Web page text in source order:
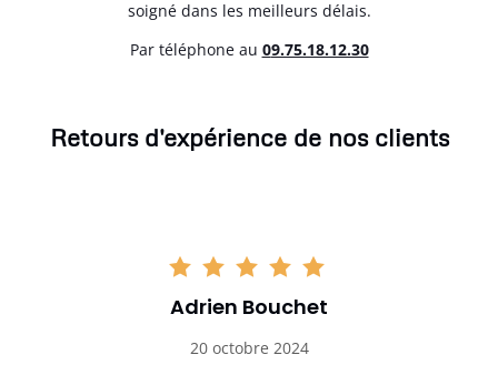
soigné dans les meilleurs délais.
Par téléphone au 09.75.18.12.30
Retours d'expérience de nos clients
Adrien Bouchet
20 octobre 2024